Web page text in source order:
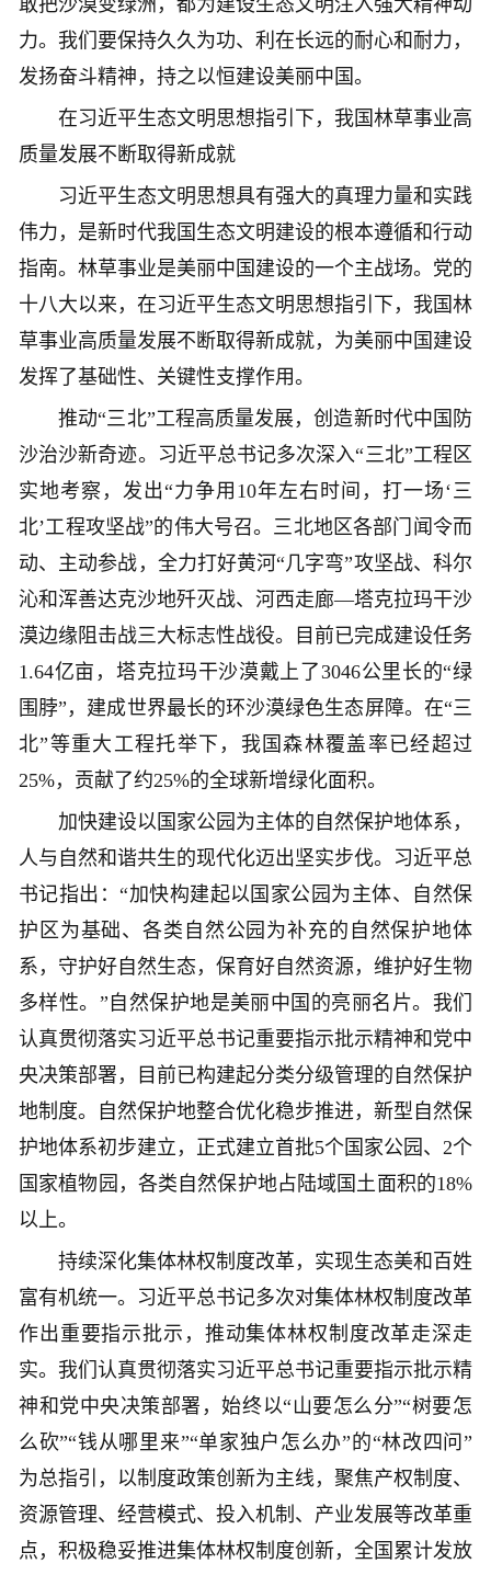
敢把沙漠变绿洲，都为建设生态文明注入强大精神动
力。我们要保持久久为功、利在长远的耐心和耐力，
发扬奋斗精神，持之以恒建设美丽中国。
在习近平生态文明思想指引下，我国林草事业高
质量发展不断取得新成就
习近平生态文明思想具有强大的真理力量和实践
伟力，是新时代我国生态文明建设的根本遵循和行动
指南。林草事业是美丽中国建设的一个主战场。党的
十八大以来，在习近平生态文明思想指引下，我国林
草事业高质量发展不断取得新成就，为美丽中国建设
发挥了基础性、关键性支撑作用。
推动“三北”工程高质量发展，创造新时代中国防
沙治沙新奇迹。习近平总书记多次深入“三北”工程区
实地考察，发出“力争用10年左右时间，打一场‘三
北’工程攻坚战”的伟大号召。三北地区各部门闻令而
动、主动参战，全力打好黄河“几字弯”攻坚战、科尔
沁和浑善达克沙地歼灭战、河西走廊—塔克拉玛干沙
漠边缘阻击战三大标志性战役。目前已完成建设任务
1.64亿亩，塔克拉玛干沙漠戴上了3046公里长的“绿
围脖”，建成世界最长的环沙漠绿色生态屏障。在“三
北”等重大工程托举下，我国森林覆盖率已经超过
25%，贡献了约25%的全球新增绿化面积。
加快建设以国家公园为主体的自然保护地体系，
人与自然和谐共生的现代化迈出坚实步伐。习近平总
书记指出：“加快构建起以国家公园为主体、自然保
护区为基础、各类自然公园为补充的自然保护地体
系，守护好自然生态，保育好自然资源，维护好生物
多样性。”自然保护地是美丽中国的亮丽名片。我们
认真贯彻落实习近平总书记重要指示批示精神和党中
央决策部署，目前已构建起分类分级管理的自然保护
地制度。自然保护地整合优化稳步推进，新型自然保
护地体系初步建立，正式建立首批5个国家公园、2个
国家植物园，各类自然保护地占陆域国土面积的18%
以上。
持续深化集体林权制度改革，实现生态美和百姓
富有机统一。习近平总书记多次对集体林权制度改革
作出重要指示批示，推动集体林权制度改革走深走
实。我们认真贯彻落实习近平总书记重要指示批示精
神和党中央决策部署，始终以“山要怎么分”“树要怎
么砍”“钱从哪里来”“单家独户怎么办”的“林改四问”
为总指引，以制度政策创新为主线，聚焦产权制度、
资源管理、经营模式、投入机制、产业发展等改革重
点，积极稳妥推进集体林权制度创新，全国累计发放